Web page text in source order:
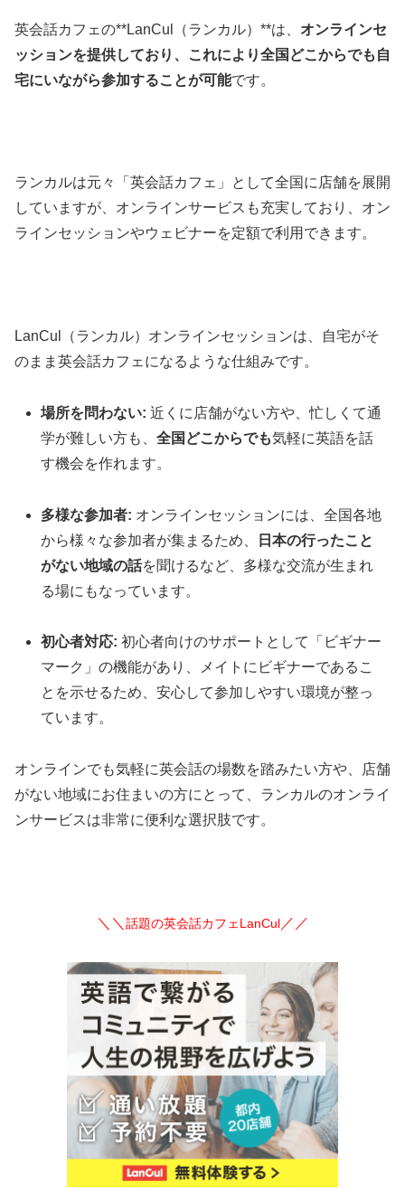
英会話カフェの**LanCul（ランカル）**は、 オンラインセ
ッションを提供しており、これにより全国どこからでも自
宅にいながら参加することが可能です。
ランカルは元々「英会話カフェ」として全国に店舗を展開
していますが、オンラインサービスも充実しており、オン
ラインセッションやウェビナーを定額で利用できます。
LanCul（ランカル）オンラインセッションは、自宅がそ
のまま英会話カフェになるような仕組みです。
場所を問わない: 近くに店舗がない方や、忙しくて通
学が難しい方も、全国どこからでも気軽に英語を話
す機会を作れます。
多様な参加者: オンラインセッションには、全国各地
から様々な参加者が集まるため、
日本の行ったこと
がない地域の話を聞けるなど、多様な交流が生まれ
る場にもなっています。
初心者対応: 初心者向けのサポートとして「ビギナー
マーク」の機能があり、メイトにビギナーであるこ
とを示せるため、安心して参加しやすい環境が整っ
ています。
オンラインでも気軽に英会話の場数を踏みたい方や、店舗
がない地域にお住まいの方にとって、ランカルのオンライ
ンサービスは非常に便利な選択肢です。
＼＼ 話題の英会話カフェLanCul／／